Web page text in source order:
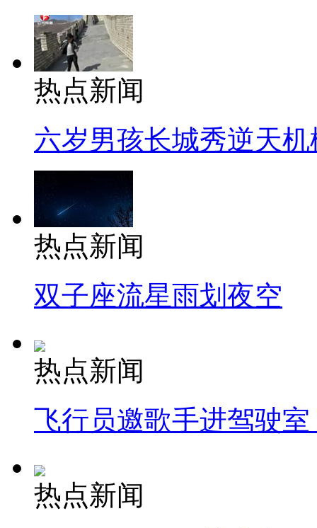
热点新闻
六岁男孩长城秀逆天机
热点新闻
双子座流星雨划夜空
热点新闻
飞行员邀歌手进驾驶
热点新闻